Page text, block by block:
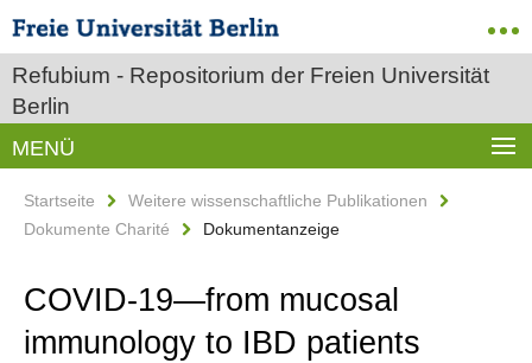
Refubium - Repositorium der Freien Universität
Berlin
MENÜ
Startseite
Weitere wissenschaftliche Publikationen
Dokumente Charité
Dokumentanzeige
COVID-19—from mucosal
immunology to IBD patients